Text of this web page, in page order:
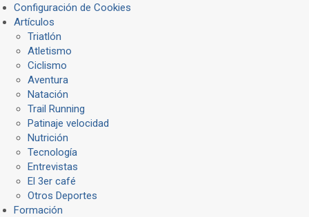
Configuración de Cookies
Artículos
Triatlón
Atletismo
Ciclismo
Aventura
Natación
Trail Running
Patinaje velocidad
Nutrición
Tecnología
Entrevistas
El 3er café
Otros Deportes
Formación